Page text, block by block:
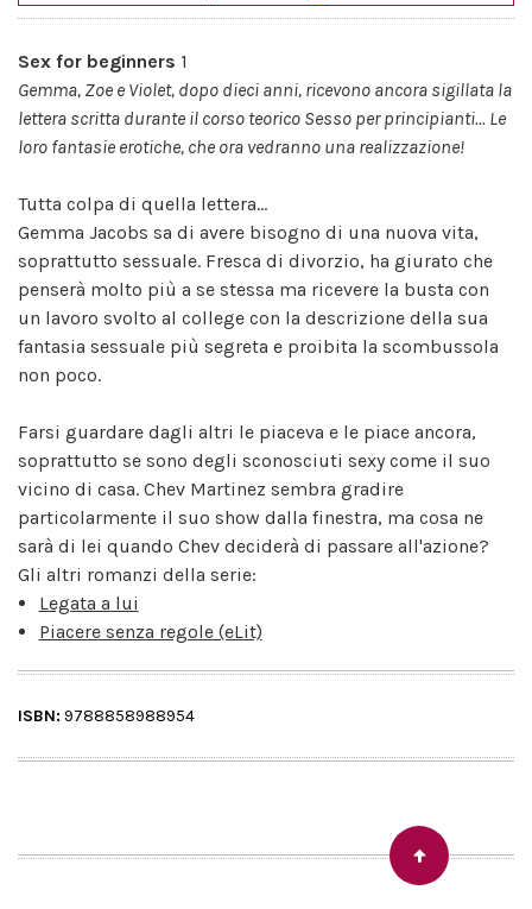
Sex for beginners 1
Gemma, Zoe e Violet, dopo dieci anni, ricevono ancora sigillata la
lettera scritta durante il corso teorico Sesso per principianti... Le
loro fantasie erotiche, che ora vedranno una realizzazione!
Tutta colpa di quella lettera...
Gemma Jacobs sa di avere bisogno di una nuova vita,
soprattutto sessuale. Fresca di divorzio, ha giurato che
penserà molto più a se stessa ma ricevere la busta con
un lavoro svolto al college con la descrizione della sua
fantasia sessuale più segreta e proibita la scombussola
non poco.
Farsi guardare dagli altri le piaceva e le piace ancora,
soprattutto se sono degli sconosciuti sexy come il suo
vicino di casa. Chev Martinez sembra gradire
particolarmente il suo show dalla finestra, ma cosa ne
sarà di lei quando Chev deciderà di passare all'azione?
Gli altri romanzi della serie:
Legata a lui
Piacere senza regole (eLit)
ISBN: 9788858988954